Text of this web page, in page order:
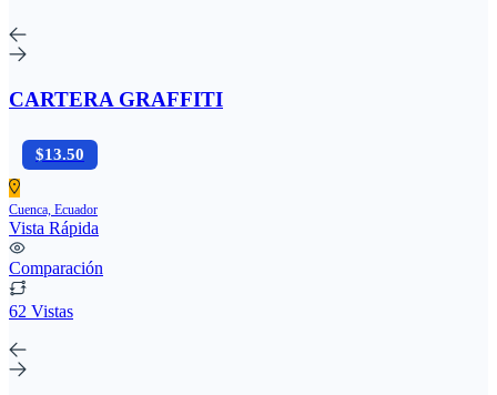
CARTERA GRAFFITI
$13.50
Cuenca, Ecuador
Vista Rápida
Comparación
62 Vistas